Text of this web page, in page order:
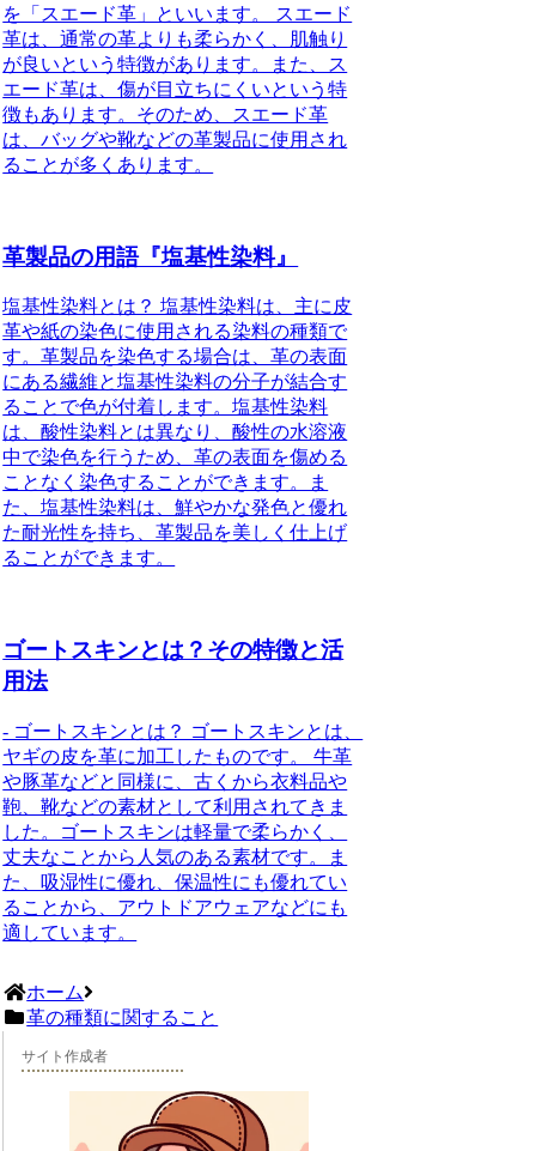
を「スエード革」といいます。 スエード
革は、通常の革よりも柔らかく、肌触り
が良いという特徴があります。また、ス
エード革は、傷が目立ちにくいという特
徴もあります。そのため、スエード革
は、バッグや靴などの革製品に使用され
ることが多くあります。
革製品の用語『塩基性染料』
塩基性染料とは？ 塩基性染料は、主に皮
革や紙の染色に使用される染料の種類で
す。革製品を染色する場合は、革の表面
にある繊維と塩基性染料の分子が結合す
ることで色が付着します。塩基性染料
は、酸性染料とは異なり、酸性の水溶液
中で染色を行うため、革の表面を傷める
ことなく染色することができます。ま
た、塩基性染料は、鮮やかな発色と優れ
た耐光性を持ち、革製品を美しく仕上げ
ることができます。
ゴートスキンとは？その特徴と活
用法
- ゴートスキンとは？ ゴートスキンとは、
ヤギの皮を革に加工したものです。 牛革
や豚革などと同様に、古くから衣料品や
鞄、靴などの素材として利用されてきま
した。ゴートスキンは軽量で柔らかく、
丈夫なことから人気のある素材です。ま
た、吸湿性に優れ、保温性にも優れてい
ることから、アウトドアウェアなどにも
適しています。
ホーム
革の種類に関すること
サイト作成者